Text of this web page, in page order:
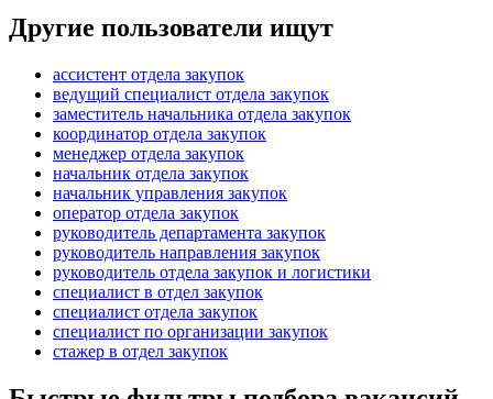
Другие пользователи ищут
ассистент отдела закупок
ведущий специалист отдела закупок
заместитель начальника отдела закупок
координатор отдела закупок
менеджер отдела закупок
начальник отдела закупок
начальник управления закупок
оператор отдела закупок
руководитель департамента закупок
руководитель направления закупок
руководитель отдела закупок и логистики
специалист в отдел закупок
специалист отдела закупок
специалист по организации закупок
стажер в отдел закупок